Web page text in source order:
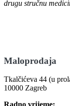
drugu stručnu
Maloprodaja
Tkalčićeva 44 (u
10000 Zagreb